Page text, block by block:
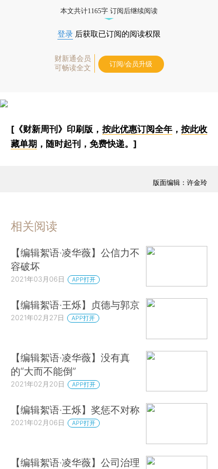
本文共计1165字 订阅后继续阅读
登录 后获取已订阅的阅读权限
财新通会员
可畅读全文
订阅/会员升级
[《财新周刊》印刷版， 按此优惠订阅全年， 按此收
藏单期 ，随时起刊，免费快递。]
版面编辑：许金玲
相关阅读
【编辑絮语·凌华薇】公信力不
容破坏
2021年03月06日 APP打开
【编辑絮语·王烁】贞德与郭京
2021年02月27日 APP打开
【编辑絮语·凌华薇】没有真
的“大而不能倒”
2021年02月20日 APP打开
【编辑絮语·王烁】奖惩不对称
2021年02月06日 APP打开
【编辑絮语·凌华薇】公司治理